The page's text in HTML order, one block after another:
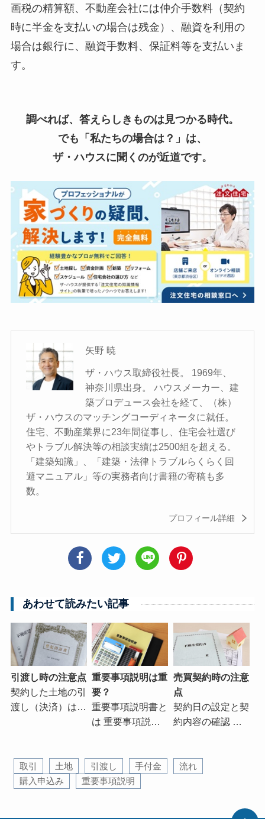
画税の精算額、不動産会社には仲介手数料（契約
時に半金を支払いの場合は残金）、融資を利用の
場合は銀行に、融資手数料、保証料等を支払いま
す。
調べれば、答えらしきものは見つかる時代。
でも「私たちの場合は？」は、
ザ・ハウスに聞くのが近道です。
矢野 暁
ザ・ハウス取締役社長。 1969年、
神奈川県出身。 ハウスメーカー、建
築プロデュース会社を経て、（株）
ザ・ハウスのマッチングコーディネータに就任。
住宅、不動産業界に23年間従事し、住宅会社選び
やトラブル解決等の相談実績は2500組を超える。
「建築知識」、「建築・法律トラブルらくらく回
避マニュアル」等の実務者向け書籍の寄稿も多
数。
プロフィール詳細
あわせて読みたい記事
引渡し時の注意点
契約した土地の引
渡し（決済）は…
重要事項説明は重
要？
重要事項説明書と
は 重要事項説…
売買契約時の注意
点
契約日の設定と契
約内容の確認 …
取引 土地 引渡し 手付金
流れ
購入申込み
重要事項説明